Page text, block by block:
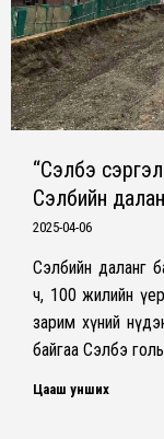
“Сэлбэ
Сэлбийн
2025-04-06
Сэлбийн даланг
ч, 100 жилийн
зарим хүний
байгаа Сэлбэ
Цааш унших